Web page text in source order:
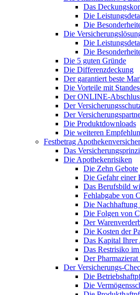
Das
Die
Die
Die
Die
Die
Die 5 guten Gründe
Die Differenzdeckung
Der garantiert beste
Die Vorteile mit
Der ONLINE-
Der
Der
Die Produktdownloads
Die weiteren
Festbetrag
Das
Die Apothekenrisiken
Die Zehn Gebote
Die Gefahr einer
Das Berufsbild
Fehlabgabe von
Die
Die Folgen von
Der
Die Kosten der
Das Kapital Ihrer
Das Restrisiko
Der Pharmazierat
Der Versicherungs-
Die
Die